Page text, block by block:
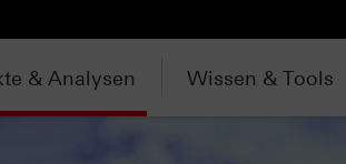
& Analysen Wissen & Tools